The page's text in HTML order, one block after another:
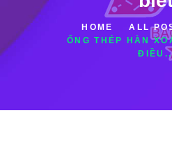
HOME ALL
ỐNG THÉP HÀN